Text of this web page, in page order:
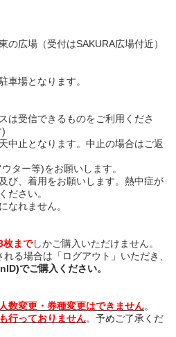
の広場（受付はSAKURA広場付近）
車場となります。
は受信できるものをご利用くださ
)
中止となります。中止の場合はご返
ター等)をお願いします。
び、着用をお願いします。熱中症が
ださい。
なれません。
枚までしかご購入いただけません。
る場合は「ログアウト」いただき、
)でご購入ください。
数変更・券種変更はできません。
行っておりません。予めご了承くだ